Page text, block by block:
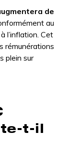
de
au
l’inflation. Cet
rémunérations
plein sur
t-il